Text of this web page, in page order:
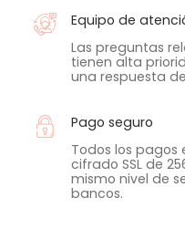
Equipo de
Las preguntas
tienen alta
una respuesta
Pago seguro
Todos los
cifrado SSL de
mismo nivel de
bancos.